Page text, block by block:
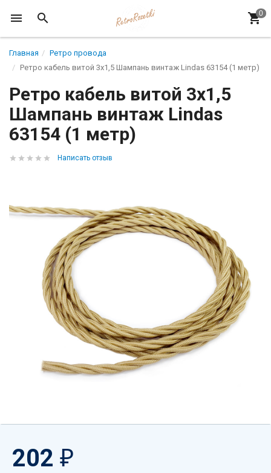
Главная
Ретро провода
Ретро кабель витой 3x1,5 Шампань винтаж Lindas 63154 (1 метр)
Ретро кабель витой 3x1,5
Шампань винтаж Lindas
63154 (1 метр)
Написать отзыв
202 ₽